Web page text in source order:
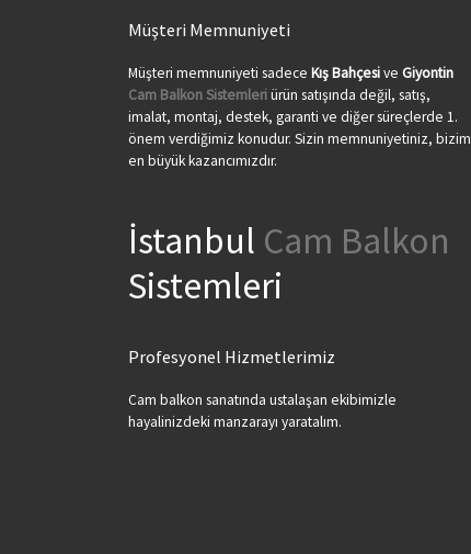
Müşteri Memnuniyeti
Müşteri memnuniyeti sadece Kış Bahçesive Giyontin
Cam Balkon Sistemleriürün satışında değil, satış,
imalat, montaj, destek, garanti ve diğer süreçlerde 1.
önem verdiğimiz konudur. Sizin memnuniyetiniz, bizim
en büyük kazancımızdır.
İstanbul Cam Balkon
Sistemleri
Profesyonel Hizmetlerimiz
Cam balkon sanatında ustalaşan ekibimizle
hayalinizdeki manzarayı yaratalım.